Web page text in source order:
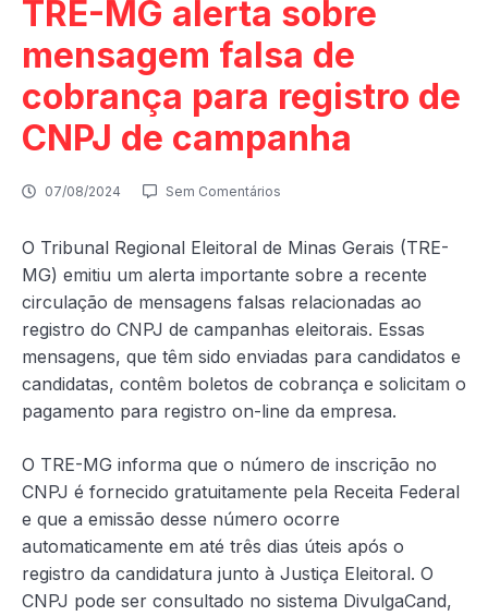
TRE-MG alerta sobre
mensagem falsa de
cobrança para registro de
CNPJ de campanha
07/08/2024 Sem Comentários
O Tribunal Regional Eleitoral de Minas Gerais (TRE-
MG) emitiu um alerta importante sobre a recente
circulação de mensagens falsas relacionadas ao
registro do CNPJ de campanhas eleitorais. Essas
mensagens, que têm sido enviadas para candidatos e
candidatas, contêm boletos de cobrança e solicitam o
pagamento para registro on-line da empresa.
O TRE-MG informa que o número de inscrição no
CNPJ é fornecido gratuitamente pela Receita Federal
e que a emissão desse número ocorre
automaticamente em até três dias úteis após o
registro da candidatura junto à Justiça Eleitoral. O
CNPJ pode ser consultado no sistema DivulgaCand,